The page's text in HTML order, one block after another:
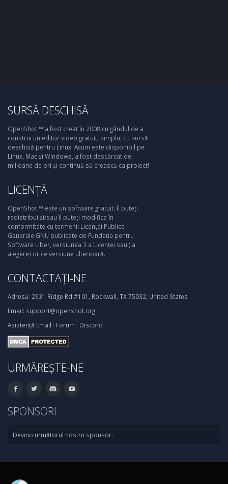
SURSĂ DESCHISĂ
OpenShot ™ a fost creat în 2008,cu gândul de a
construi un editor video gratuit, simplu, cu sursă
deschisă pentru Linux. Acum este disponibil pe
Linux, Mac și Windows, a fost descărcat de
milioane de ori și continuă să crească ca proiect!
LICENȚĂ
OpenShot ™ este un software gratuit: îl puteți
redistribui și/sau îl puteți modifica în
conformitate cu termenii Licenței Publice
Generale GNU publicate de Fundația pentru
Software Liber, versiunea 3 a Licenței sau (la
alegere) orice versiune ulterioară.
CONTACTAȚI-NE
Adresă: 2931 Ridge Rd #101, Rockwall, TX 75032, United States
Email: support@openshot.org
Asistență Email · Forum · Discord
URMĂREȘTE-NE
SPONSORI
Devino următorul nostru sponsor.